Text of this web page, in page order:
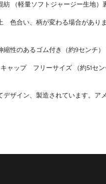
紡 （軽量ソフトジャージー生地）
色合い、柄が変わる場合があり
縮性のあるゴム付き（約9センチ
ャップ フリーサイズ （約51セン
デザイン、製造されています。ア